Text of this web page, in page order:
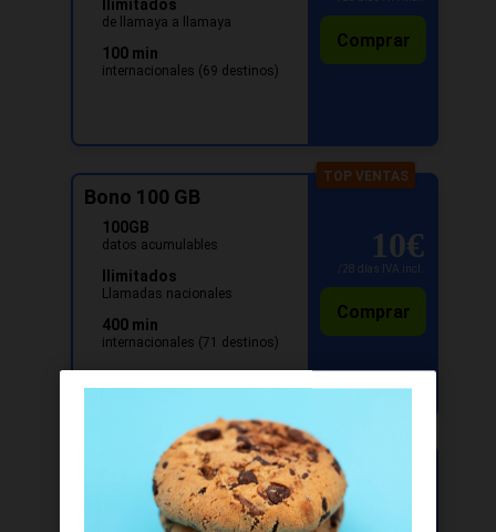
Comprar
Ilimitados
de llamaya a llamaya
100 min
internacionales (69 destinos)
TOP VENTAS
Bono 100 GB
10€
/ 28 días IVA incl.
Comprar
100GB
datos acumulables
Ilimitados
Llamadas nacionales
400 min
internacionales (71 destinos)
MEJOR OFERTA
Bono 150 GB
datos acumulables